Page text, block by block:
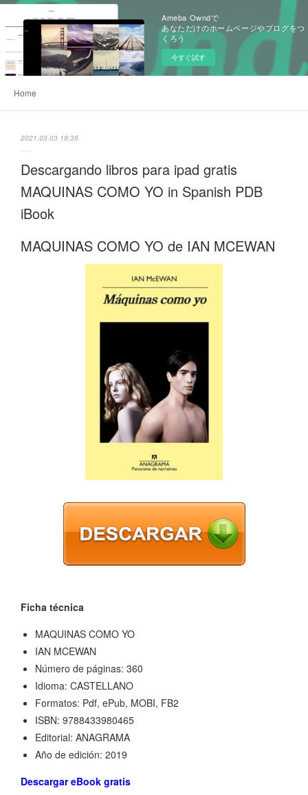
Ameba Owndで
あなただけのホームページやブログをつ
くろう
今すぐ試す
Home
2021.03.03 19:35
Descargando libros para ipad gratis
MAQUINAS COMO YO in Spanish PDB
iBook
MAQUINAS COMO YO de IAN MCEWAN
Ficha técnica
MAQUINAS COMO YO
IAN MCEWAN
Número de páginas: 360
Idioma: CASTELLANO
Formatos: Pdf, ePub, MOBI, FB2
ISBN: 9788433980465
Editorial: ANAGRAMA
Año de edición: 2019
Descargar eBook gratis